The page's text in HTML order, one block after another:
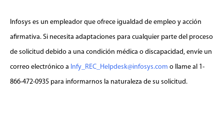
Infosys es un empleador que ofrece igualdad de empleo y acción
afirmativa. Si necesita adaptaciones para cualquier parte del proceso
de solicitud debido a una condición médica o discapacidad, envíe un
correo electrónico a Infy_REC_Helpdesk@infosys.com o llame al 1-
866-472-0935 para informarnos la naturaleza de su solicitud.